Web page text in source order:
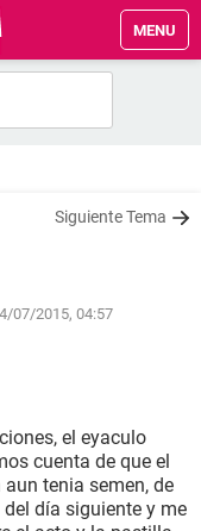
MENU
Siguiente Tema
07/2015, 04:57
el eyaculo
cuenta de que el
tenia semen, de
día siguiente y me